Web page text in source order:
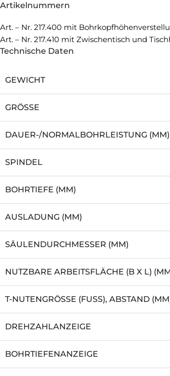
Artikelnummern
Art. – Nr. 217.400 mit
Art. – Nr. 217.410 mit Zwischentisch und
Technische Daten
GEWICHT
GRÖSSE
DAUER-/NORMALBOHRLEISTUNG (MM)
SPINDEL
BOHRTIEFE (MM)
AUSLADUNG (MM)
SÄULENDURCHMESSER (MM)
NUTZBARE ARBEITSFLÄCHE (B X L)
T-NUTENGRÖSSE (FUSS), ABSTAND
DREHZAHLANZEIGE
BOHRTIEFENANZEIGE